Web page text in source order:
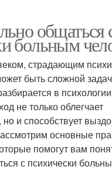
общаться
больным
страдающим
быть сложной
в
не только облегчает
но и способствует
основные
помогут вам
с психически